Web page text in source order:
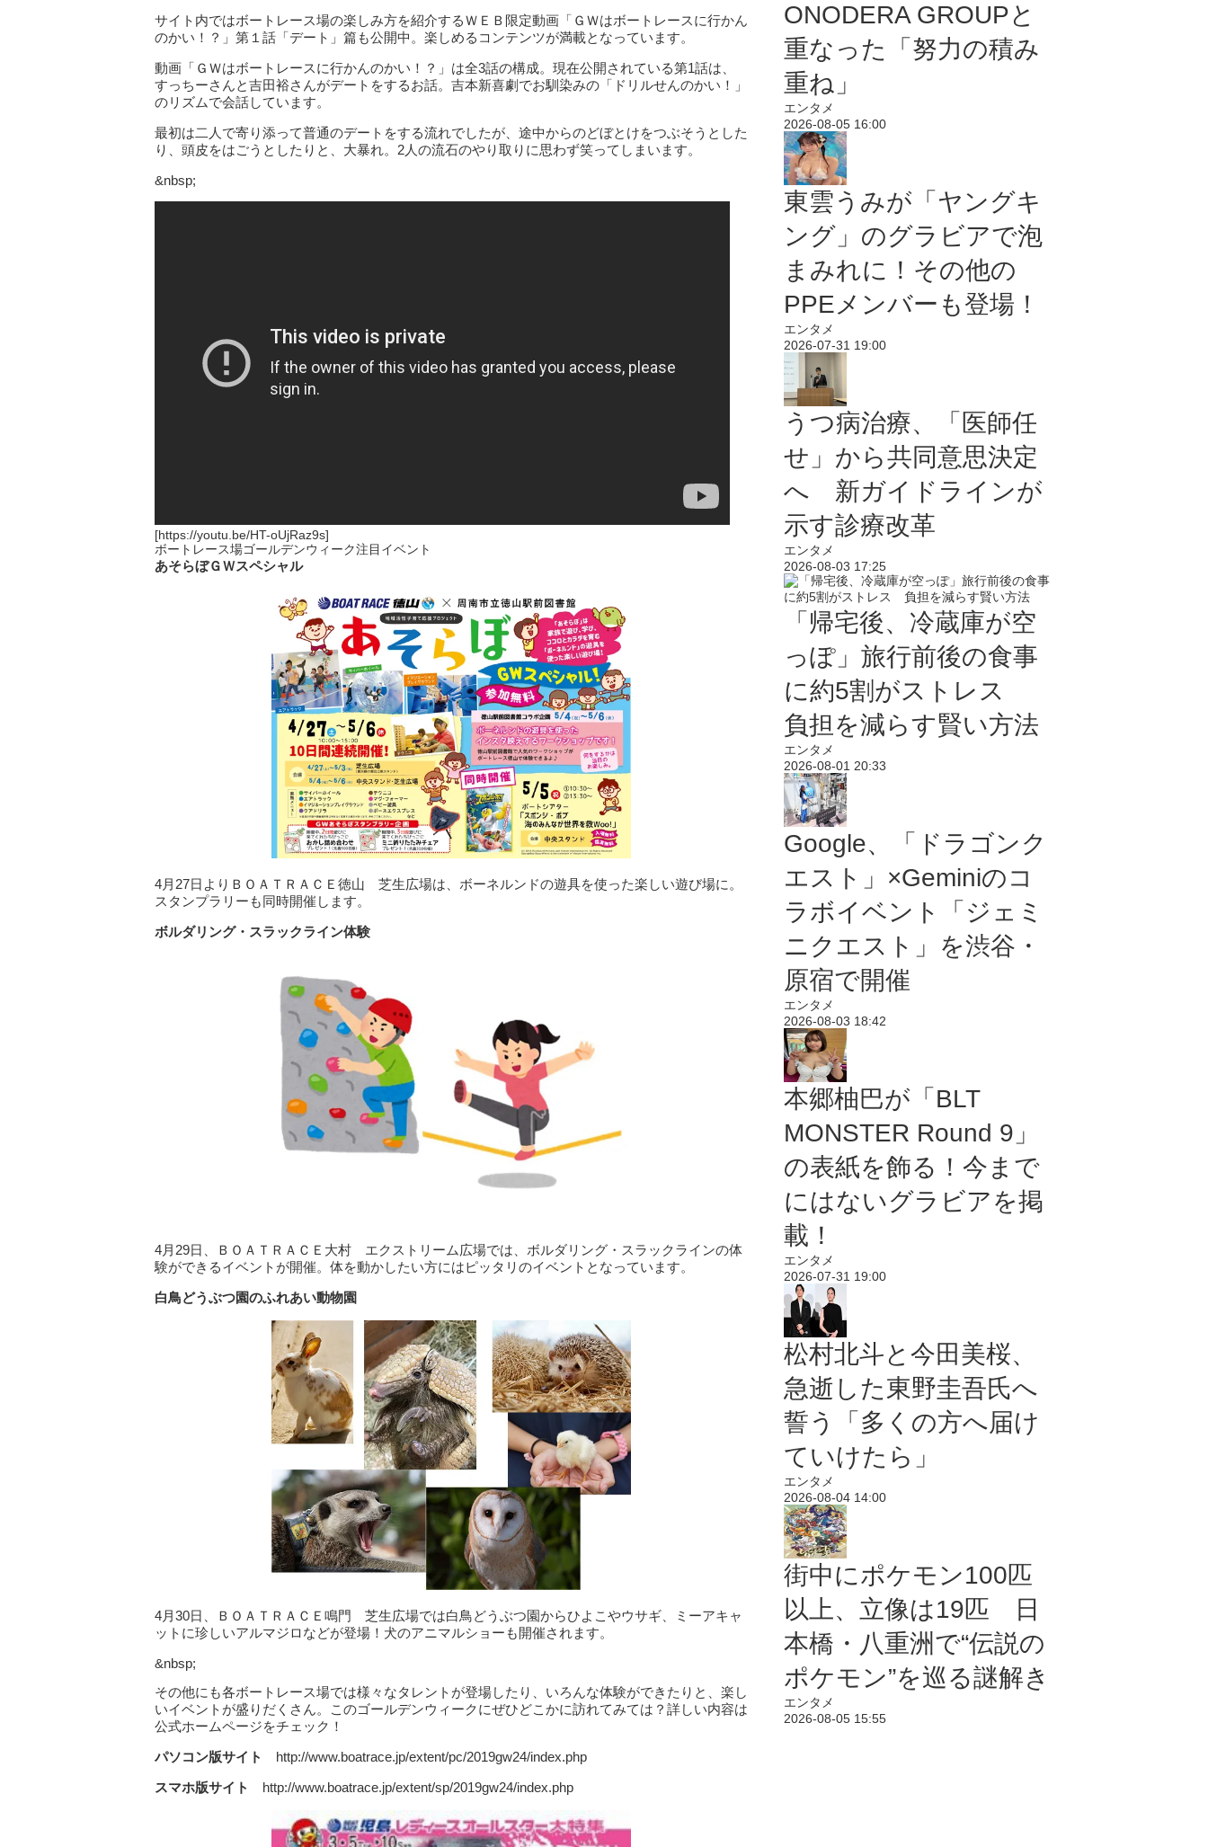
サイト内ではボートレース場の楽しみ方を紹介するＷＥＢ限定動画「ＧＷはボートレースに行かん
のかい！？」第１話「デート」篇も公開中。楽しめるコンテンツが満載となっています。
動画「ＧＷはボートレースに行かんのかい！？」は全3話の構成。現在公開されている第1話は、
すっちーさんと吉田裕さんがデートをするお話。吉本新喜劇でお馴染みの「ドリルせんのかい！」
のリズムで会話しています。
最初は二人で寄り添って普通のデートをする流れでしたが、途中からのどぼとけをつぶそうとした
り、頭皮をはごうとしたりと、大暴れ。2人の流石のやり取りに思わず笑ってしまいます。
&nbsp;
[https://youtu.be/HT-oUjRaz9s]
ボートレース場ゴールデンウィーク注目イベント
あそらぼＧＷスペシャル
4月27日よりＢＯＡＴＲＡＣＥ徳山 芝生広場は、ボーネルンドの遊具を使った楽しい遊び場に。
スタンプラリーも同時開催します。
ボルダリング・スラックライン体験
4月29日、ＢＯＡＴＲＡＣＥ大村 エクストリーム広場では、ボルダリング・スラックラインの体
験ができるイベントが開催。体を動かしたい方にはピッタリのイベントとなっています。
白鳥どうぶつ園のふれあい動物園
4月30日、ＢＯＡＴＲＡＣＥ鳴門 芝生広場では白鳥どうぶつ園からひよこやウサギ、ミーアキャ
ットに珍しいアルマジロなどが登場！犬のアニマルショーも開催されます。
&nbsp;
その他にも各ボートレース場では様々なタレントが登場したり、いろんな体験ができたりと、楽し
いイベントが盛りだくさん。このゴールデンウィークにぜひどこかに訪れてみては？詳しい内容は
公式ホームページをチェック！
パソコン版サイト
http://www.boatrace.jp/extent/pc/2019gw24/index.php
スマホ版サイト
http://www.boatrace.jp/extent/sp/2019gw24/index.php
ONODERA GROUPと
重なった「努力の積み
重ね」
エンタメ
2026-08-05 16:00
東雲うみが「ヤングキ
ング」のグラビアで泡
まみれに！その他の
PPEメンバーも登場！
エンタメ
2026-07-31 19:00
うつ病治療、「医師任
せ」から共同意思決定
へ 新ガイドラインが
示す診療改革
エンタメ
2026-08-03 17:25
「帰宅後、冷蔵庫が空
っぽ」旅行前後の食事
に約5割がストレス
負担を減らす賢い方法
エンタメ
2026-08-01 20:33
Google、「ドラゴンク
エスト」×Geminiのコ
ラボイベント「ジェミ
ニクエスト」を渋谷・
原宿で開催
エンタメ
2026-08-03 18:42
本郷柚巴が「BLT
MONSTER Round 9」
の表紙を飾る！今まで
にはないグラビアを掲
載！
エンタメ
2026-07-31 19:00
松村北斗と今田美桜、
急逝した東野圭吾氏へ
誓う「多くの方へ届け
ていけたら」
エンタメ
2026-08-04 14:00
街中にポケモン100匹
以上、立像は19匹 日
本橋・八重洲で“伝説の
ポケモン”を巡る謎解き
エンタメ
2026-08-05 15:55